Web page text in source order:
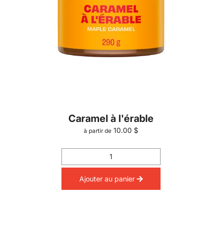
Caramel à l'érable
à partir de 10.00 $
Ajouter au panier